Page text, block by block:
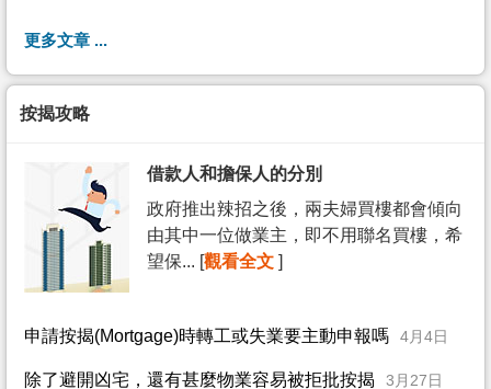
更多文章 ...
按揭攻略
借款人和擔保人的分別
政府推出辣招之後，兩夫婦買樓都會傾向
由其中一位做業主，即不用聯名買樓，希
望保... [觀看全文 ]
申請按揭(Mortgage)時轉工或失業要主動申報嗎 4月4日
除了避開凶宅，還有甚麼物業容易被拒批按揭 3月27日